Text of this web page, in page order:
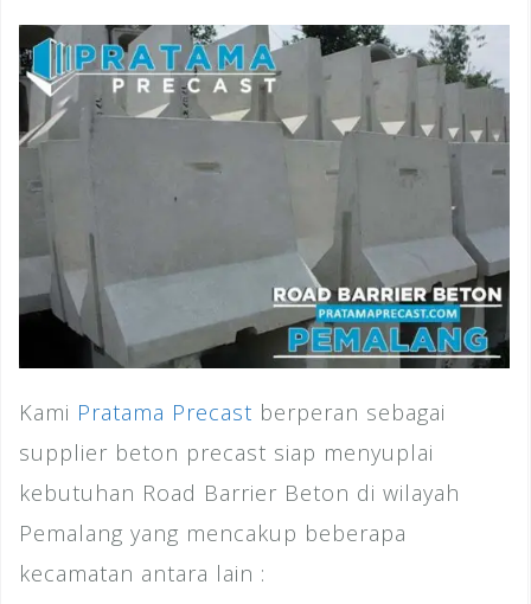
Kami Pratama Precast berperan sebagai
supplier beton precast siap menyuplai
kebutuhan Road Barrier Beton di wilayah
Pemalang yang mencakup beberapa
kecamatan antara lain :